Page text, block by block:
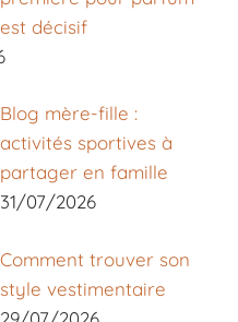
est décisif
Blog mère-fille :
activités sportives à
partager en famille
31/07/2026
Comment trouver son
style vestimentaire